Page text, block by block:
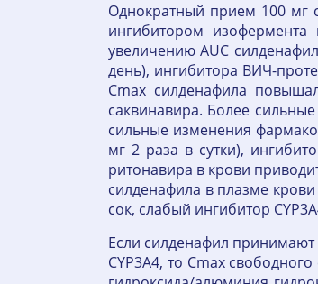
Однократный прием 100 мг
ингибитором
увеличению AUC
день), ингибитора ВИЧ-
Cmax силденафила
саквинавира. Более
сильные изменения
мг 2 раза в сутки),
ритонавира в крови
силденафила в плазме
сок, слабый ингибитор
Если силденафил
CYP3A4, то Cmax